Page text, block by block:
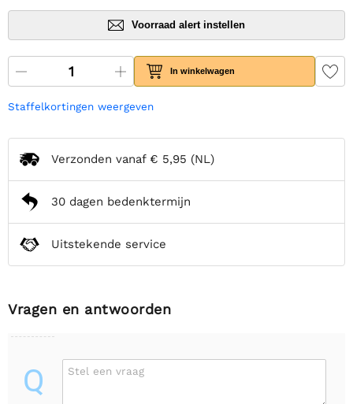
Voorraad alert instellen
In winkelwagen
Staffelkortingen weergeven
Verzonden vanaf € 5,95 (NL)
30 dagen bedenktermijn
Uitstekende service
Vragen en antwoorden
Q Stel een vraag